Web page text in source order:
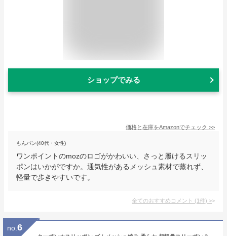
ショップでみる
価格と在庫をAmazonでチェック >>
もんパン(40代・女性)
ワンポイントのmozのロゴがかわいい、さっと履けるスリッ
ポンはいかがですか。通気性があるメッシュ素材で蒸れず、
軽量で歩きやすいです。
全てのおすすめコメント (1件) >
no. 6